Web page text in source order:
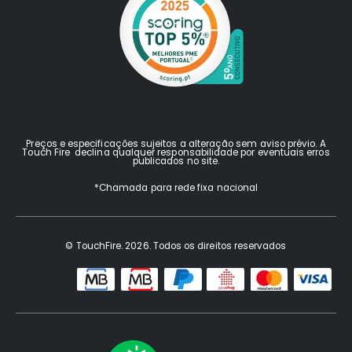
Preços e especificações sujeitos a alteração sem aviso prévio. A
Touch Fire declina qualquer responsabilidade por eventuais erros
publicados no site.
*Chamada para rede fixa nacional
© TouchFire. 2026. Todos os direitos reservados